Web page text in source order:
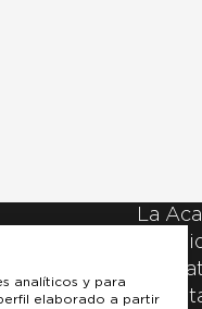
La
y
analíticos y para
elaborado a partir